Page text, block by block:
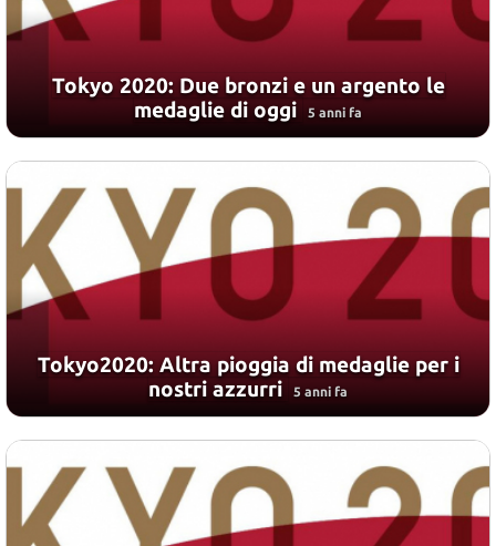
Tokyo 2020: Due bronzi e un argento le
medaglie di oggi
5 anni fa
Tokyo2020: Altra pioggia di medaglie per i
nostri azzurri
5 anni fa